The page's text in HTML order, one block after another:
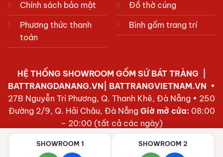
Chính sách bảo mật
Phương thức thanh
toán
Đồ thờ cúng
Bình gốm trang trí
HỆ THỐNG SHOWROOM GỐM SỨ BÁT TRÀNG
BATTRANGDANANG.VN| BATTRANGVIETNAM.VN •
27B Nguyễn Tri Phương, Q. Thanh Khê, Đà Nẵng • 250
Đường 2/9, Q. Hải Châu, Đà Nẵng Giờ mở cửa: 08:00
– 20:00 (tất cả các ngày)
SHOWROOM 1 SHOWROOM 2